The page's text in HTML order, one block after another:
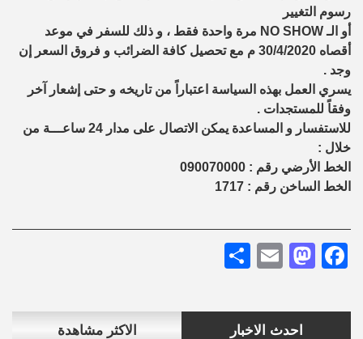
احدث الاخبار الاكثر مشاهدة
رسوم التغيير
أو الـ NO SHOW مرة واحدة فقط ، و ذلك للسفر في موعد
أقصاه 30/4/2020 م مع تحصيل كافة الضرائب و فروق السعر إن
وجد .
يسري العمل بهذه السياسة اعتباراً من تاريخه و حتى إشعار آخر
وفقاً للمستجدات .
للاستفسار و المساعدة يمكن الاتصال على مدار 24 ساعـــة من
خلال :
الخط الأرضي رقم : 090070000
الخط الساخن رقم : 1717
Facebook
Mastodon
Email